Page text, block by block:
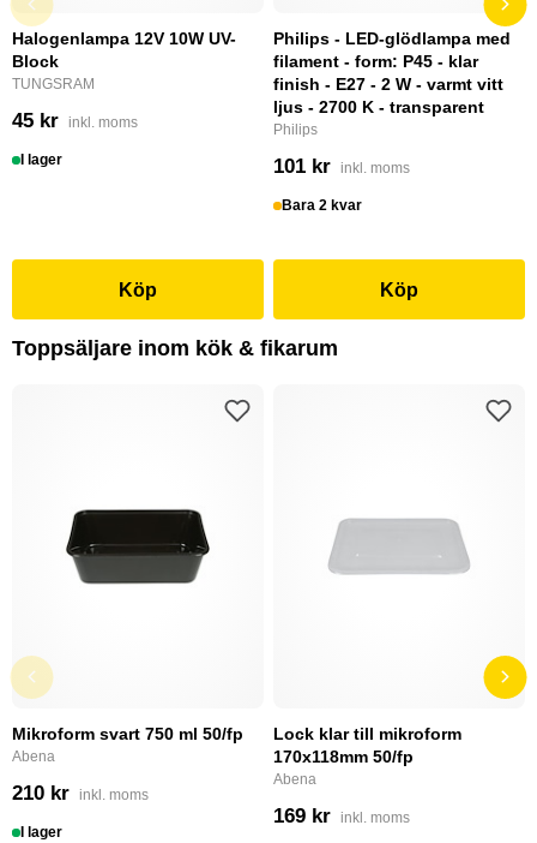
Halogenlampa 12V 10W UV-
Block
TUNGSRAM
45 kr inkl. moms
I lager
Köp
Philips - LED-glödlampa med
filament - form: P45 - klar
finish - E27 - 2 W - varmt vitt
ljus - 2700 K - transparent
Philips
101 kr inkl. moms
Bara 2 kvar
Köp
Toppsäljare inom kök & fikarum
Mikroform svart 750 ml 50/fp
Abena
210 kr inkl. moms
I lager
Lock klar till mikroform
170x118mm 50/fp
Abena
169 kr inkl. moms